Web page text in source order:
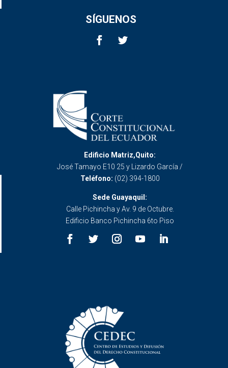
SÍGUENOS
Edificio Matriz,Quito:
José Tamayo E10 25 y Lizardo García /
Teléfono: (02) 394-1800
Sede Guayaquil:
Calle Pichincha y Av. 9 de Octubre.
Edificio Banco Pichincha 6to Piso